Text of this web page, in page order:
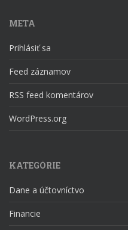
META
Prihlásiť sa
Feed záznamov
RSS feed komentárov
WordPress.org
KATEGÓRIE
Dane a účtovníctvo
Financie